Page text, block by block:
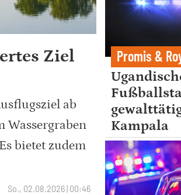
Ziel
ab
Wassergraben
bietet zudem
So., 02.08.2026 | 00:46
Promis &
Kampala